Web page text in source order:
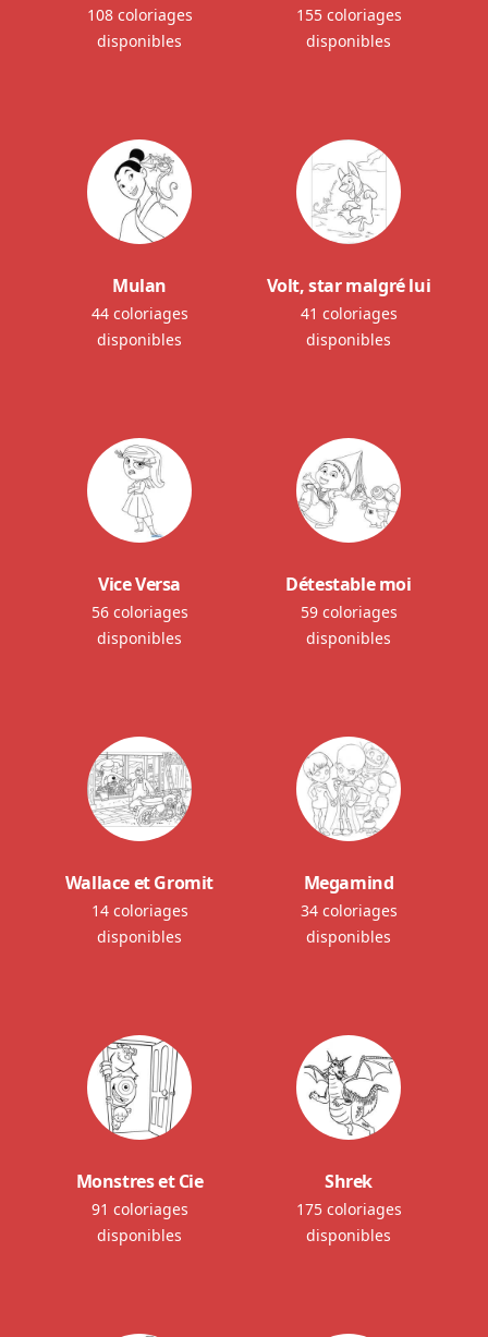
108 coloriages
disponibles
155 coloriages
disponibles
Mulan
44 coloriages
disponibles
Volt, star malgré lui
41 coloriages
disponibles
Vice Versa
56 coloriages
disponibles
Détestable moi
59 coloriages
disponibles
Wallace et Gromit
14 coloriages
disponibles
Megamind
34 coloriages
disponibles
Monstres et Cie
91 coloriages
disponibles
Shrek
175 coloriages
disponibles